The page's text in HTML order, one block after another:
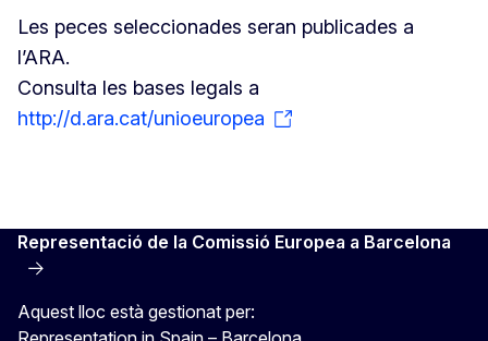
Les peces seleccionades seran publicades a
l’ARA.
Consulta les bases legals a
http://d.ara.cat/unioeuropea
Representació de la Comissió Europea a Barcelona
Aquest lloc està gestionat per: